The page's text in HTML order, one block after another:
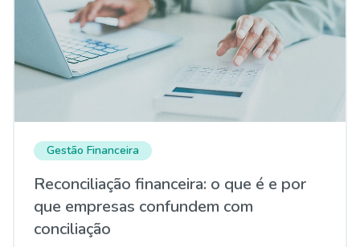
Gestão Financeira
Reconciliação financeira: o que é e por
que empresas confundem com
conciliação